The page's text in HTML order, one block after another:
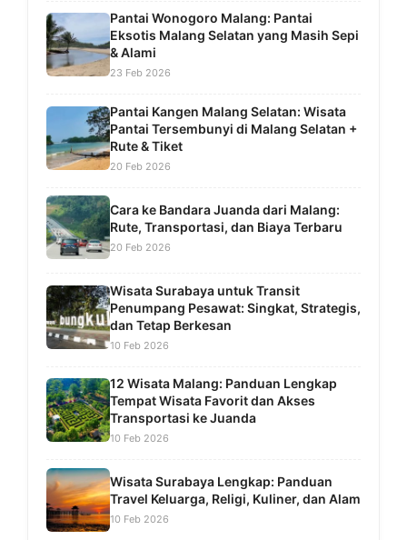
Pantai Wonogoro Malang: Pantai
Eksotis Malang Selatan yang Masih Sepi
& Alami
23 Feb 2026
Pantai Kangen Malang Selatan: Wisata
Pantai Tersembunyi di Malang Selatan +
Rute & Tiket
20 Feb 2026
Cara ke Bandara Juanda dari Malang:
Rute, Transportasi, dan Biaya Terbaru
20 Feb 2026
Wisata Surabaya untuk Transit
Penumpang Pesawat: Singkat, Strategis,
dan Tetap Berkesan
10 Feb 2026
12 Wisata Malang: Panduan Lengkap
Tempat Wisata Favorit dan Akses
Transportasi ke Juanda
10 Feb 2026
Wisata Surabaya Lengkap: Panduan
Travel Keluarga, Religi, Kuliner, dan Alam
10 Feb 2026